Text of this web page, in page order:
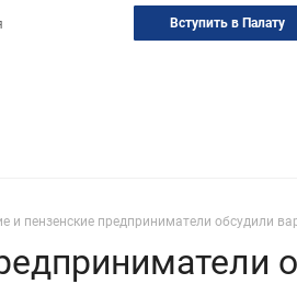
Вступить в Палату
и пензенские предприниматели обсудили